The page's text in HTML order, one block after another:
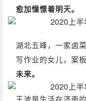
愈加憧憬着明天。
湖北五峰，一家卤
写作业的女儿，案
未来。